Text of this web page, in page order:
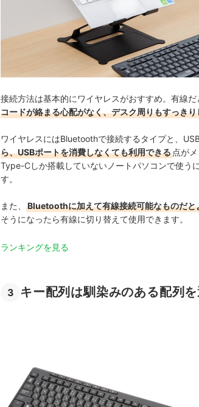
接続方法は基本的にワイヤレスがおすすめ。有線
コードが絡まる心配がなく、デスク周りもすっき
ワイヤレスにはBluetoothで接続するタイプと、
ら、USBポートを消費しなくても利用できる 点が
Type-Cしか搭載していないノートパソコンで使う
す。
また、 Bluetoothに加えて有線接続可能なものだと
そうになったら有線に切り替えて使用できます。
ランキングを見る
3 キー配列は馴染みのある配列を